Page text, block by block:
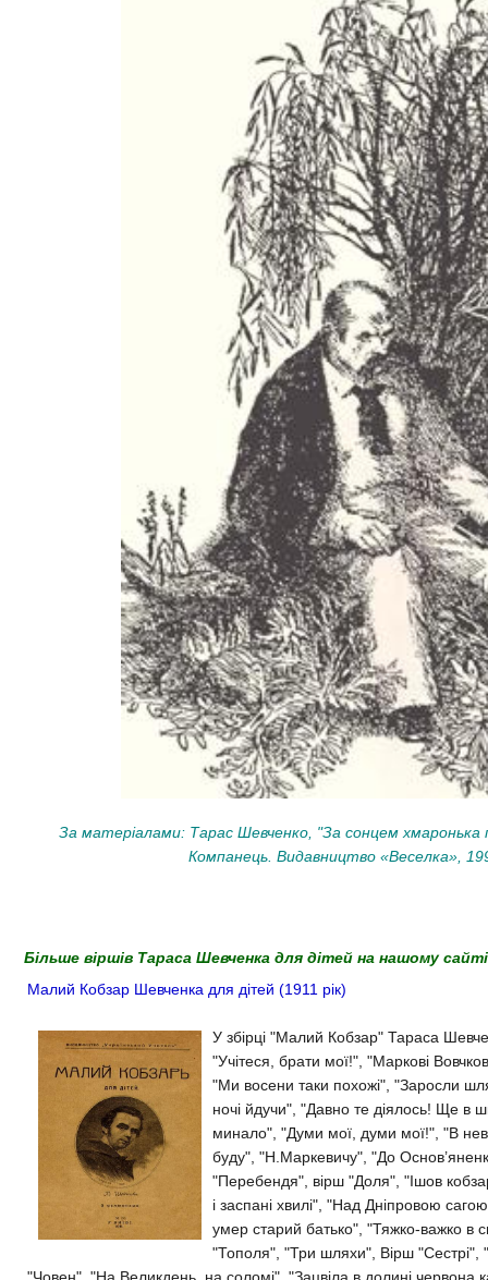
За матеріалами: Тарас Шевченко, "За сонцем хмаронька
Компанець. Видавництво «Веселка»,
Більше віршів Тараса Шевченка для дітей на нашому
Малий Кобзар Шевченка для дітей (1911 рік)
У збірці "Малий Кобзар" Тараса
"Учітеся, брати мої!", "Маркові
"Ми восени таки похожі", "Заросли
ночі йдучи", "Давно те діялось! Ще в
минало", "Думи мої, думи мої!", "В
буду", "Н.Маркевичу", "До
"Перебендя", вірш "Доля", "Ішов
і заспані хвилі", "Над Дніпровою
умер старий батько", "Тяжко-важко в
"Тополя", "Три шляхи", Вірш "Сестрі",